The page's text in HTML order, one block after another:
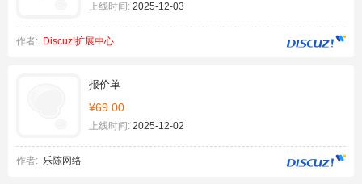
上线时间: 2025-12-03
作者: Discuz!扩展中心
报价单
¥69.00
上线时间: 2025-12-02
作者: 乐陈网络